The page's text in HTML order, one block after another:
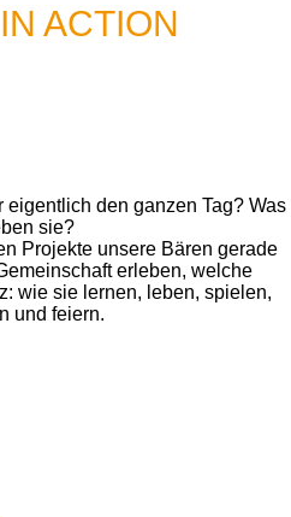
ACTION
den ganzen Tag? Was
sie?
Projekte unsere Bären gerade
erleben, welche
wie sie lernen, leben, spielen,
und feiern.